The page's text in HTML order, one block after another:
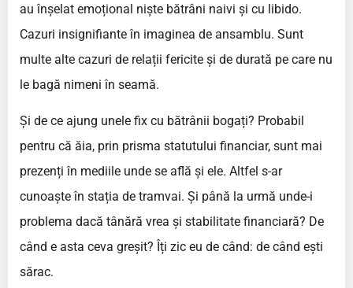
au înșelat emoțional niște bătrâni naivi și cu libido.
Cazuri insignifiante în imaginea de ansamblu. Sunt
multe alte cazuri de relații fericite și de durată pe care nu
le bagă nimeni în seamă.
Și de ce ajung unele fix cu bătrânii bogați? Probabil
pentru că ăia, prin prisma statutului financiar, sunt mai
prezenți în mediile unde se află și ele. Altfel s-ar
cunoaște în stația de tramvai. Și până la urmă unde-i
problema dacă tânără vrea și stabilitate financiară? De
când e asta ceva greșit? Îți zic eu de când: de când ești
sărac.